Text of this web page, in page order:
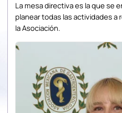
La mesa directiva es la que se
planear todas las actividades a
la Asociación.